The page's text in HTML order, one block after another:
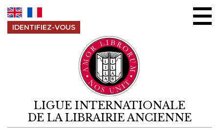
IDENTIFIEZ-VOUS
LIGUE INTERNATIONALE
DE LA LIBRAIRIE ANCIENNE